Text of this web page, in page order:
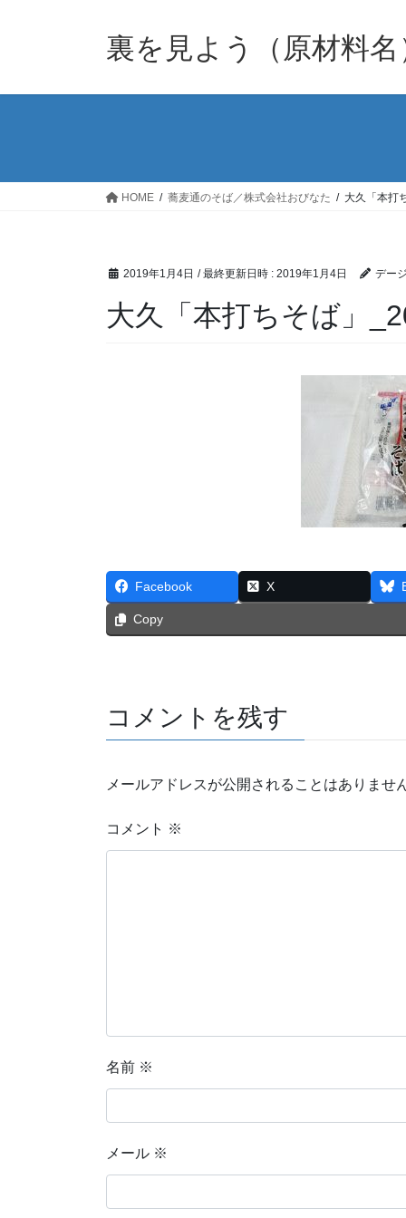
裏を見よう（原材料
HOME 蕎麦通のそば／株式会社おびなた 大久「本打
2019年1月4日 / 最終更新日時 : 2019年1月4日 デー
大久「本打ちそば」
Facebook X
Copy
コメントを残す
メールアドレスが公開されることはありませ
コメント ※
名前 ※
メール ※